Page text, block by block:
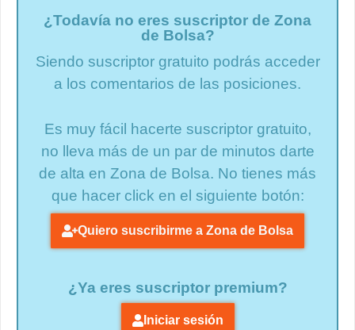
¿Todavía no eres suscriptor de Zona
de Bolsa?
Siendo suscriptor gratuito podrás acceder
a los comentarios de las posiciones.
Es muy fácil hacerte suscriptor gratuito,
no lleva más de un par de minutos darte
de alta en Zona de Bolsa. No tienes más
que hacer click en el siguiente botón:
Quiero suscribirme a Zona de Bolsa
¿Ya eres suscriptor premium?
Iniciar sesión